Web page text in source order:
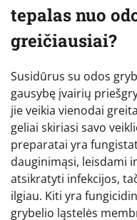
tepalas nuo
greičiausiai?
Susidūrus su odos
gausybę įvairių
jie veikia vienodai
geliai skiriasi savo
preparatai yra
dauginimąsi, leisdami
atsikratyti infekcijos,
ilgiau. Kiti yra
grybelio ląstelės